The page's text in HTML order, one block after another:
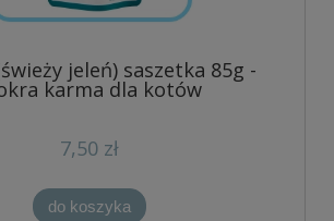
jeleń) saszetka 85g -
karma dla kotów
7,50 zł
do koszyka